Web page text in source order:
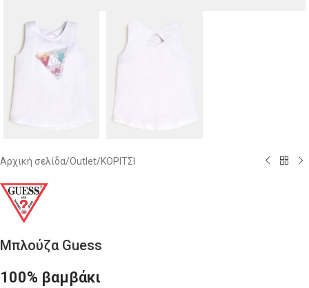
Αρχική σελίδα/Outlet/ΚΟΡΙΤΣΙ
Μπλούζα Guess
100% βαμβάκι